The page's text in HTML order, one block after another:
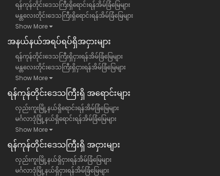
ရန်ကုန်တိုင်းဒေသကြီးရှိရောင်းရန်အိမ်ခြံမြေများ
မန္တလေးတိုင်းဒေသကြီးရှိရောင်းရန်အိမ်ခြံမြေများ
Show More
အနယ်နယ်အရပ်ရပ်ရှိအငှားများ
ရန်ကုန်တိုင်းဒေသကြီးရှိငှားရန်အိမ်ခြံမြေများ
မန္တလေးတိုင်းဒေသကြီးရှိငှားရန်အိမ်ခြံမြေများ
Show More
ရန်​ကုန်တိုင်းဒေသကြီး​ရှိ အရောင်းများ
လှည်းကူးမြို့နယ်ရှိရောင်းရန်အိမ်ခြံမြေများ
မင်္ဂလာဒုံမြို့နယ်ရှိရောင်းရန်အိမ်ခြံမြေများ
Show More
ရန်​ကုန်တိုင်းဒေသကြီး​ရှိ အငှားများ
လှည်းကူးမြို့နယ်ရှိငှားရန်အိမ်ခြံမြေများ
မင်္ဂလာဒုံမြို့နယ်ရှိငှားရန်အိမ်ခြံမြေများ